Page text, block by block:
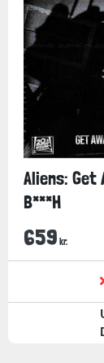
Aliens: Get
B***H
659 kr.